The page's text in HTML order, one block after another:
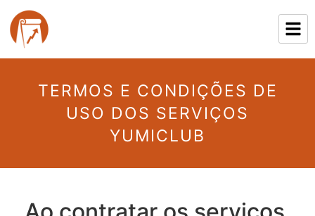
TERMOS E CONDIÇÕES DE
USO DOS SERVIÇOS
YUMICLUB